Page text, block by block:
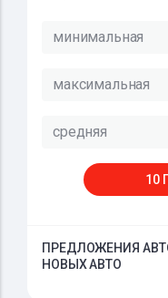
минимальная
максимальная
средняя
10
ПРЕДЛОЖЕНИЯ
НОВЫХ АВТО